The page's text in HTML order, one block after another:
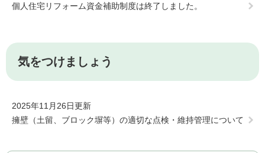
個人住宅リフォーム資金補助制度は終了しました。
気をつけましょう
2025年11月26日更新
擁壁（土留、ブロック塀等）の適切な点検・維持管理について